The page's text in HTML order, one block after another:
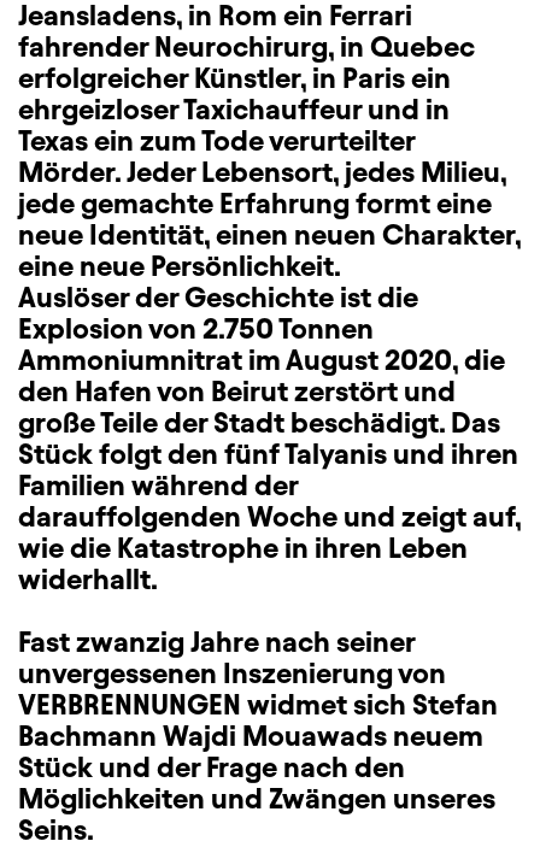
Jeansladens, in Rom ein Ferrari
fahrender Neurochirurg, in Quebec
erfolgreicher Künstler, in Paris ein
ehrgeizloser Taxichauffeur und in
Texas ein zum Tode verurteilter
Mörder. Jeder Lebensort, jedes Milieu,
jede gemachte Erfahrung formt eine
neue Identität, einen neuen Charakter,
eine neue Persönlichkeit.
Auslöser der Geschichte ist die
Explosion von 2.750 Tonnen
Ammoniumnitrat im August 2020, die
den Hafen von Beirut zerstört und
große Teile der Stadt beschädigt. Das
Stück folgt den fünf Talyanis und ihren
Familien während der
darauffolgenden Woche und zeigt auf,
wie die Katastrophe in ihren Leben
widerhallt.
Fast zwanzig Jahre nach seiner
unvergessenen Inszenierung von
VERBRENNUNGEN widmet sich Stefan
Bachmann Wajdi Mouawads neuem
Stück und der Frage nach den
Möglichkeiten und Zwängen unseres
Seins.